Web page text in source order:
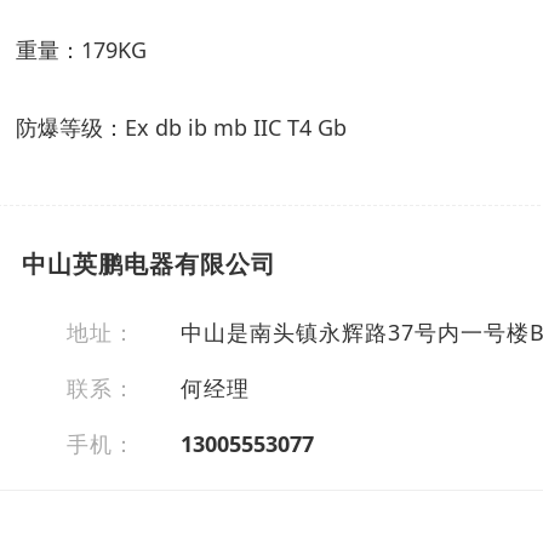
重量：179KG
防爆等级： Ex db ib mb IIC T4 Gb
中山英鹏电器有限公司
地址：
中山是南头镇永辉路37号内一号楼
联系：
何经理
手机：
13005553077